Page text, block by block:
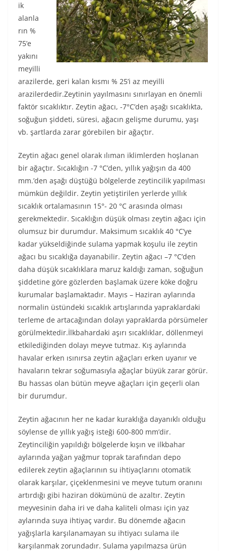
ik
alanla
rın %
75’e
yakını
meyilli
arazilerde, geri kalan kısmı % 25’i az meyilli
arazilerdedir.Zeytinin yayılmasını sınırlayan en önemli
faktör sıcaklıktır. Zeytin ağacı, -7°C’den aşağı sıcaklıkta,
soğuğun şiddeti, süresi, ağacın gelişme durumu, yaşı
vb. şartlarda zarar görebilen bir ağaçtır.
Zeytin ağacı genel olarak ılıman iklimlerden hoşlanan
bir ağaçtır. Sıcaklığın -7 °C’den, yıllık yağışın da 400
mm.’den aşağı düştüğü bölgelerde zeytincilik yapılması
mümkün değildir. Zeytin yetiştirilen yerlerde yıllık
sıcaklık ortalamasının 15°- 20 °C arasında olması
gerekmektedir. Sıcaklığın düşük olması zeytin ağacı için
olumsuz bir durumdur. Maksimum sıcaklık 40 °C’ye
kadar yükseldiğinde sulama yapmak koşulu ile zeytin
ağacı bu sıcaklığa dayanabilir. Zeytin ağacı –7 °C’den
daha düşük sıcaklıklara maruz kaldığı zaman, soğuğun
şiddetine göre gözlerden başlamak üzere köke doğru
kurumalar başlamaktadır. Mayıs – Haziran aylarında
normalin üstündeki sıcaklık artışlarında yapraklardaki
terleme de artacağından dolayı yapraklarda pörsümeler
görülmektedir.İlkbahardaki aşırı sıcaklıklar, döllenmeyi
etkilediğinden dolayı meyve tutmaz. Kış aylarında
havalar erken ısınırsa zeytin ağaçları erken uyanır ve
havaların tekrar soğumasıyla ağaçlar büyük zarar görür.
Bu hassas olan bütün meyve ağaçları için geçerli olan
bir durumdur.
Zeytin ağacının her ne kadar kuraklığa dayanıklı olduğu
söylense de yıllık yağış isteği 600-800 mm’dir.
Zeytinciliğin yapıldığı bölgelerde kışın ve ilkbahar
aylarında yağan yağmur toprak tarafından depo
edilerek zeytin ağaçlarının su ihtiyaçlarını otomatik
olarak karşılar, çiçeklenmesini ve meyve tutum oranını
artırdığı gibi haziran dökümünü de azaltır. Zeytin
meyvesinin daha iri ve daha kaliteli olması için yaz
aylarında suya ihtiyaç vardır. Bu dönemde ağacın
yağışlarla karşılanamayan su ihtiyacı sulama ile
karşılanmak zorundadır. Sulama yapılmazsa ürün